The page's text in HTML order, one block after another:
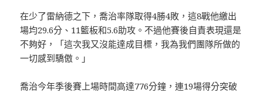
在少了雷納德之下，喬治率隊取得4勝4敗，這8戰他繳出
場均29.6分、11籃板和5.6助攻。不過他賽後自責表現還是
不夠好，「這次我又沒能達成目標，我為我們團隊所做的
一切感到驕傲。」
喬治今年季後賽上場時間高達776分鐘，連19場得分突破